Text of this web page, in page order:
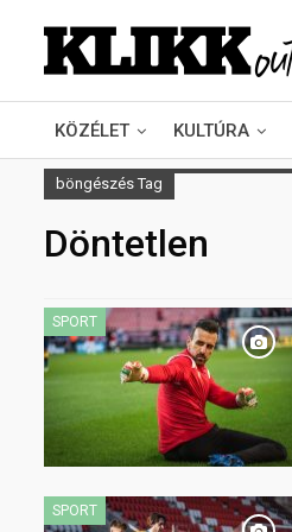
KÖZÉLET KULTÚRA
böngészés Tag
Döntetlen
SPORT
SPORT